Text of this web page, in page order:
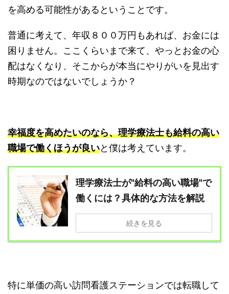
を高める可能性があるということです。
普通に考えて、年収８００万円もあれば、お金には
困りません。ここくらいまで来て、やっとお金の心
配はなくなり、そこからが本当にやりがいを見出す
時期なのではないでしょうか？
幸福度を高めたいのなら、理学療法士も給料の高い
職場で働くほうが良いと僕は考えています。
理学療法士が"給料の高い職場"で
働くには？具体的な方法を解説
続きを見る
特に単価の高い訪問看護ステーションでは転職して